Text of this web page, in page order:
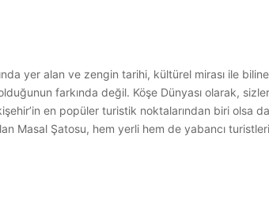
yer alan ve zengin tarihi, kültürel mirası ile
farkında değil. Köşe Dünyası olarak,
en popüler turistik noktalarından biri olsa
Masal Şatosu, hem yerli hem de yabancı